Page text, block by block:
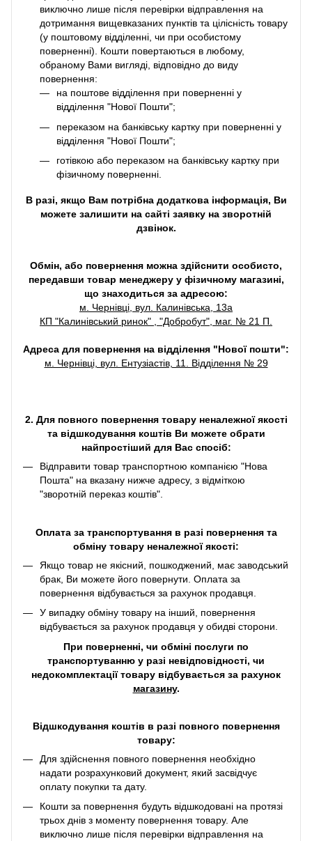
виключно лише після перевірки відправлення на
дотримання вищевказаних пунктів та цілісність товару
(у поштовому відділенні, чи при особистому
поверненні). Кошти повертаються в любому,
обраному Вами вигляді, відповідно до виду
повернення:
на поштове відділення при поверненні у
відділення "Нової Пошти";
переказом на банківську картку при поверненні у
відділення "Нової Пошти";
готівкою або переказом на банківську картку при
фізичному поверненні.
В разі, якщо Вам потрібна додаткова інформація, Ви
можете залишити на сайті заявку на зворотній
дзвінок.
Обмін, або повернення можна здійснити особисто,
передавши товар менеджеру у фізичному магазині,
що знаходиться за адресою:
м. Чернівці, вул. Калинівська, 13а
КП "Калинівський ринок" , "Добробут", маг. № 21 П.
Адреса для повернення на відділення "Нової пошти":
м. Чернівці, вул. Ентузіастів, 11. Відділення № 29
2. Для повного повернення товару неналежної якості
та відшкодування коштів Ви можете обрати
найпростіший для Вас спосіб:
Відправити товар транспортною компанією "Нова
Пошта" на вказану нижче адресу, з відміткою
"зворотній переказ коштів".
Оплата за транспортування в разі повернення та
обміну товару неналежної якості:
Якщо товар не якісний, пошкоджений, має заводський
брак, Ви можете його повернути. Оплата за
повернення відбувається за рахунок продавця.
У випадку обміну товару на інший, повернення
відбувається за рахунок продавця у обидві сторони.
При поверненні, чи обміні послуги по
транспортуванню у разі невідповідності, чи
недокомплектації товару відбувається за рахунок
магазину.
Відшкодування коштів в разі повного повернення
товару:
Для здійснення повного повернення необхідно
надати розрахунковий документ, який засвідчує
оплату покупки та дату.
Кошти за повернення будуть відшкодовані на протязі
трьох днів з моменту повернення товару. Але
виключно лише після перевірки відправлення на